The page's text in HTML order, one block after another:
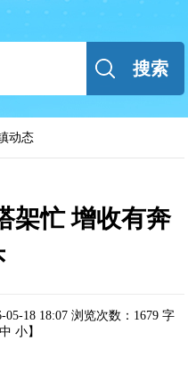
搜索
动态
架忙 增收有奔
05-18 18:07 浏览次数： 1679 字
中 小】